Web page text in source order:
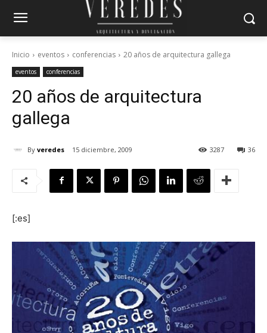
Inicio eventos conferencias 20 años de arquitectura gallega
eventos conferencias
20 años de arquitectura
gallega
By veredes 15 diciembre, 2009 36
3287
[:es]